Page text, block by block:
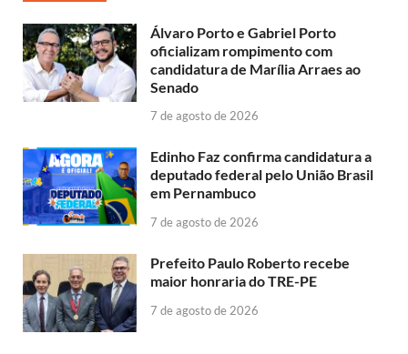
Álvaro Porto e Gabriel Porto
oficializam rompimento com
candidatura de Marília Arraes ao
Senado
7 de agosto de 2026
Edinho Faz confirma candidatura a
deputado federal pelo União Brasil
em Pernambuco
7 de agosto de 2026
Prefeito Paulo Roberto recebe
maior honraria do TRE-PE
7 de agosto de 2026